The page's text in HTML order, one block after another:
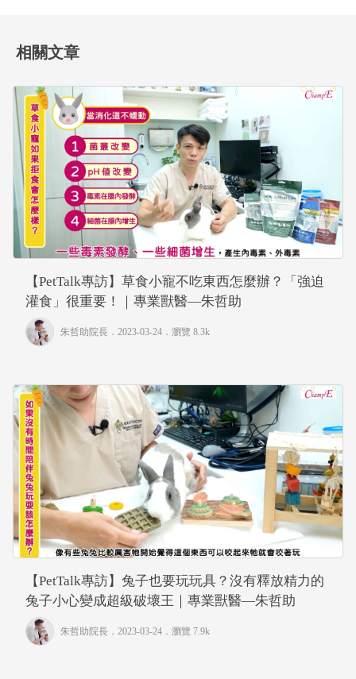
相關文章
【PetTalk專訪】草食小寵不吃東西怎麼辦？「強迫
灌食」很重要！｜專業獸醫—朱哲助
朱哲助院長 ．2023-03-24． 瀏覽 8.3k
【PetTalk專訪】兔子也要玩玩具？沒有釋放精力的
兔子小心變成超級破壞王｜專業獸醫—朱哲助
朱哲助院長 ．2023-03-24． 瀏覽 7.9k